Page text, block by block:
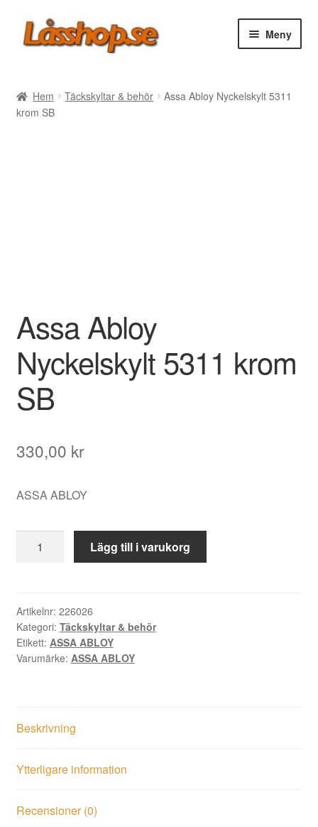
Hoppa
till
Hoppa
till
Meny
Rea
Hem Täckskyltar & behör
Assa Abloy Nyckelskylt 5311
krom SB
Assa Abloy
Nyckelskylt 5311 krom
SB
330,00 kr
ASSA ABLOY
Abloy
krom
SB
mängd
Lägg till i varukorg
Artikelnr: 226026
Kategori: Täckskyltar & behör
Etikett: ASSA ABLOY
Varumärke: ASSA ABLOY
Beskrivning
Ytterligare information
Recensioner (0)